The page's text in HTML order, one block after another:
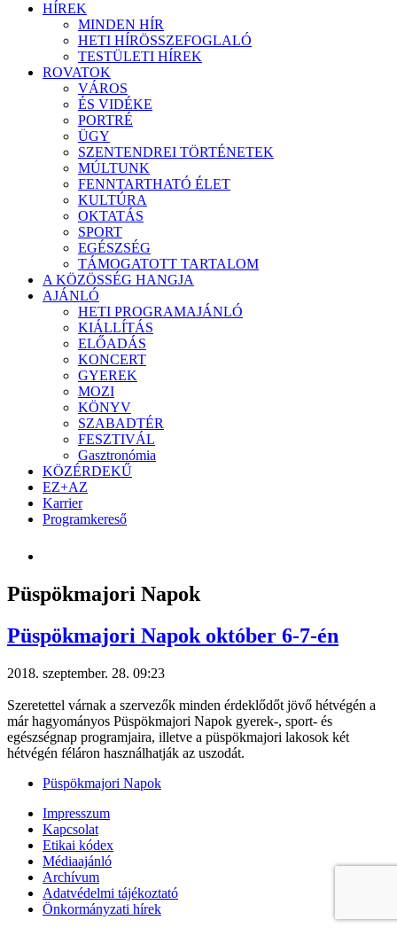
HÍREK
MINDEN HÍR
HETI HÍRÖSSZEFOGLALÓ
TESTÜLETI HÍREK
ROVATOK
VÁROS
ÉS VIDÉKE
PORTRÉ
ÜGY
SZENTENDREI TÖRTÉNETEK
MÚLTUNK
FENNTARTHATÓ ÉLET
KULTÚRA
OKTATÁS
SPORT
EGÉSZSÉG
TÁMOGATOTT TARTALOM
A KÖZÖSSÉG HANGJA
AJÁNLÓ
HETI PROGRAMAJÁNLÓ
KIÁLLÍTÁS
ELŐADÁS
KONCERT
GYEREK
MOZI
KÖNYV
SZABADTÉR
FESZTIVÁL
Gasztronómia
KÖZÉRDEKŰ
EZ+AZ
Karrier
Programkereső
Püspökmajori Napok
Püspökmajori Napok október 6-7-én
2018. szeptember. 28. 09:23
Szeretettel várnak a szervezők minden érdeklődőt jövő hétvégén a
már hagyományos Püspökmajori Napok gyerek-, sport- és
egészségnap programjaira, illetve a püspökmajori lakosok két
hétvégén féláron használhatják az uszodát.
Püspökmajori Napok
Impresszum
Kapcsolat
Etikai kódex
Médiaajánló
Archívum
Adatvédelmi tájékoztató
Önkormányzati hírek